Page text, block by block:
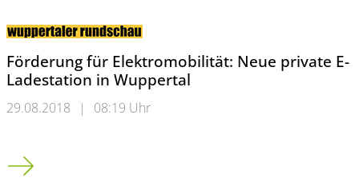
Förderung für Elektromobilität: Neue private E-
Ladestation in Wuppertal
29.08.2018 | 08:19 Uhr
Förderung für Elektromobilität: Neue private E-Ladestation